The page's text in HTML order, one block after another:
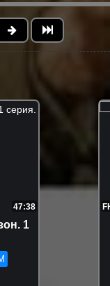
дела. 3
01-03 20:45